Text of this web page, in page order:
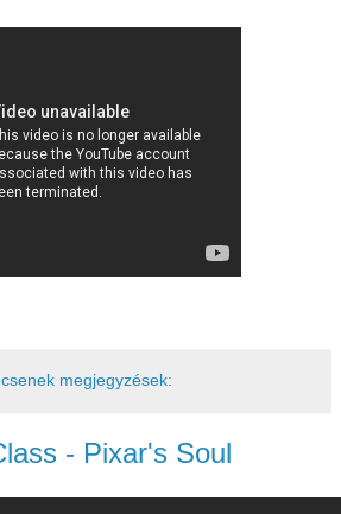
megjegyzések:
- Pixar's Soul